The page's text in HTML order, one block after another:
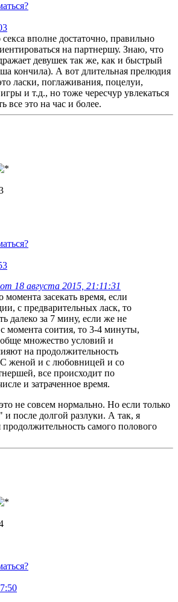
вполне достаточно, правильно
на партнершу. Знаю, что
девушек так же, как и быстрый
кончила). А вот длительная прелюдия
ласки, поглаживания, поцелуи,
и т.д., но тоже чересчур увлекаться
все это на час и более.
18 августа 2015, 21:11:31
момента засекать время, если
с предварительных ласк, то
далеко за 7 мину, если же не
момента соития, то 3-4 минуты,
множество условий и
на продолжительность
С женой и с любовницей и со
все происходит по
и затраченное время.
не совсем нормально. Но если только
после долгой разлуки. А так, я
самого полового